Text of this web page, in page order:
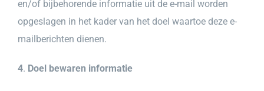
en/of bijbehorende informatie uit de e-mail worden
opgeslagen in het kader van het doel waartoe deze e-
mailberichten dienen.
4. Doel bewaren informatie